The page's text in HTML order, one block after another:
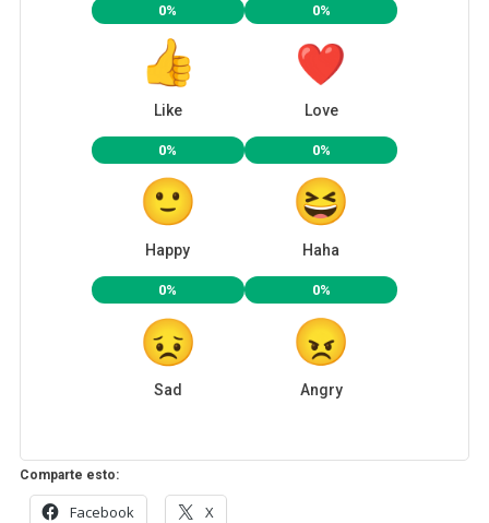
0%
Like
0%
Love
0%
Happy
0%
Haha
0%
Sad
0%
Angry
Comparte esto:
Facebook X